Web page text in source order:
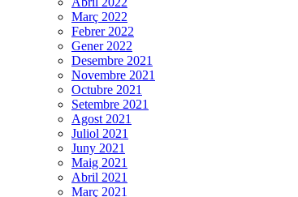
Març 2022
Febrer 2022
Gener 2022
Desembre 2021
Novembre 2021
Octubre 2021
Setembre 2021
Agost 2021
Juliol 2021
Juny 2021
Maig 2021
Abril 2021
Març 2021